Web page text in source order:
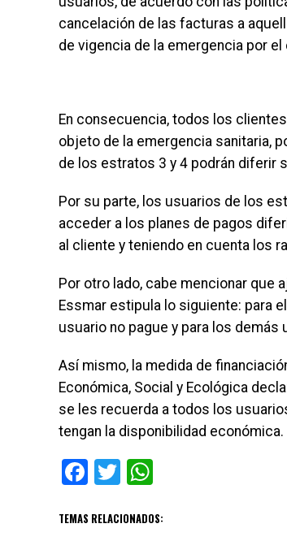
cancelación de las facturas a
de vigencia de la emergencia por el
En consecuencia, todos los
objeto de la emergencia sanitaria,
de los estratos 3 y 4 podrán diferir
Por su parte, los usuarios de los
acceder a los planes de pagos
al cliente y teniendo en cuenta los
Por otro lado, cabe mencionar que
Essmar estipula lo siguiente: para
usuario no pague y para los
Así mismo, la medida de
Económica, Social y Ecológica
se les recuerda a todos los
tengan la disponibilidad económica.
Facebook
Twitter
TEMAS RELACIONADOS: